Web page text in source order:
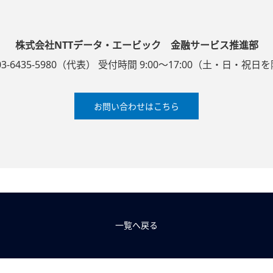
株式会社NTTデータ・エービック 金融サービス推進部
6435-5980（代表） 受付時間 9:00～17:00（土・日・祝日
お問い合わせはこちら
一覧へ戻る